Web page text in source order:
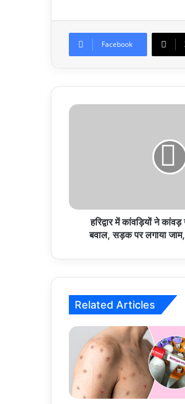
Facebook
हरिद्वार
किया
लगाया
से
हरिद्वार में कांवड़ियों ने
बवाल, सड़क पर लगाया
Related Articles